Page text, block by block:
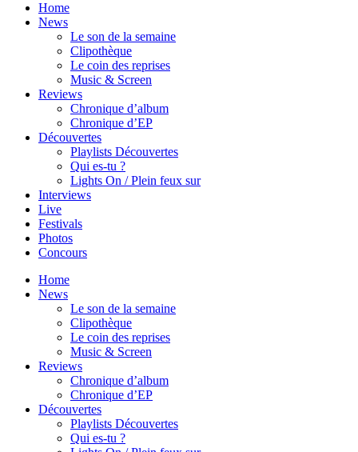
Home
News
Le son de la semaine
Clipothèque
Le coin des reprises
Music & Screen
Reviews
Chronique d’album
Chronique d’EP
Découvertes
Playlists Découvertes
Qui es-tu ?
Lights On / Plein feux sur
Interviews
Live
Festivals
Photos
Concours
Home
News
Le son de la semaine
Clipothèque
Le coin des reprises
Music & Screen
Reviews
Chronique d’album
Chronique d’EP
Découvertes
Playlists Découvertes
Qui es-tu ?